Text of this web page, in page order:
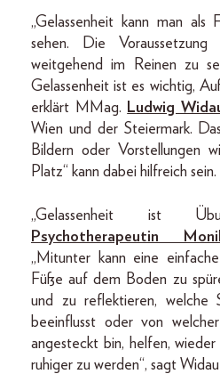
„Gelassenheit kann man als
sehen. Die
weitgehend im Reinen zu
Gelassenheit ist es wichtig,
erklärt MMag. Ludwig
Wien und der Steiermark.
Bildern oder Vorstellungen
Platz“ kann dabei hilfreich sein.
„Gelassenheit ist
Psychotherapeutin
„Mitunter kann eine
Füße auf dem Boden zu
und zu reflektieren, welche
beeinflusst oder von
angesteckt bin, helfen,
ruhiger zu werden“, sagt